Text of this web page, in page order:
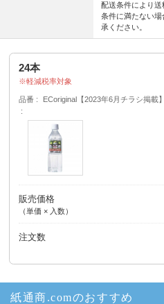
配送条件により送
条件に満たない
承ください。
24本
軽減税率対象
品番 ECoriginal【2023年6月チラシ掲載】
販売価格
（単価 × 入数）
注文数
紙通商.comのおすすめ